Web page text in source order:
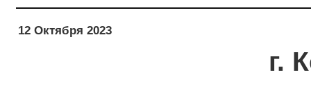
12 Октября 2023
г.